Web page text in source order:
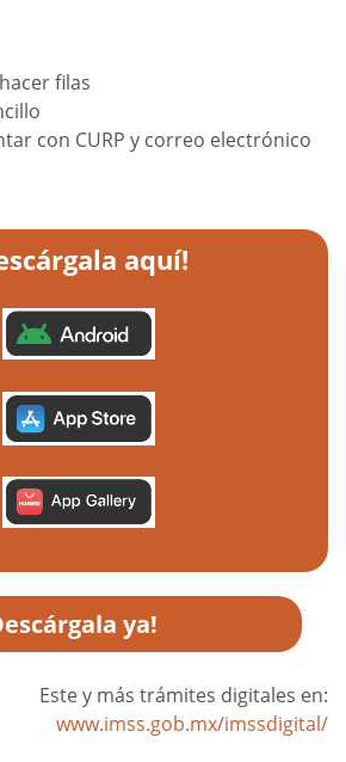
filas
con CURP y correo electrónico
aquí!
ya!
Este y más trámites digitales en:
www.imss.gob.mx/imssdigital/